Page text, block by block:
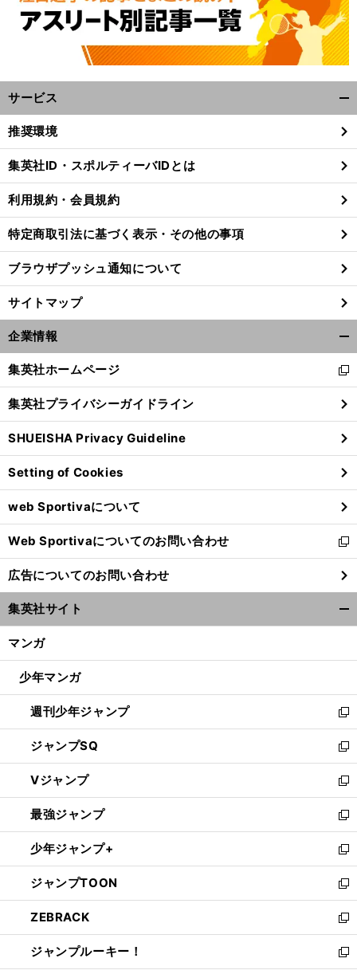
サービス
閉
る
推奨環境
集英社ID・スポルティーバIDとは
利用規約・会員規約
特定商取引法に基づく表示・その他の事項
ブラウザプッシュ通知について
サイトマップ
企業情報
閉
る
集英社ホームページ
新
し
い
ウ
ィ
ン
ド
ウ
で
開
く
集英社プライバシーガイドライン
SHUEISHA Privacy Guideline
Setting of Cookies
web Sportivaについて
Web Sportivaについてのお問い合わせ
新
し
い
ウ
ィ
ン
ウ
開
く
広告についてのお問い合わせ
集英社サイト
マンガ
少年マンガ
週刊少年ジャンプ
新
し
い
ウ
ィ
ン
ド
ウ
で
開
く
ジャンプSQ
新
し
い
ウ
ィ
ン
ド
ウ
で
開
く
Vジャンプ
新
し
い
ウ
ィ
ン
ド
ウ
で
開
く
最強ジャンプ
新
し
い
ウ
ィ
ン
ド
ウ
で
開
少年ジャンプ+
新
し
い
ウ
ィ
ン
ド
ウ
ジャンプTOON
新
し
い
ウ
ィ
ン
ZEBRACK
新
し
い
ウ
ジャンプルーキー！
新